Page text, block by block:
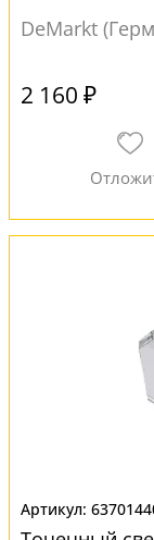
DeMarkt
2 160 ₽